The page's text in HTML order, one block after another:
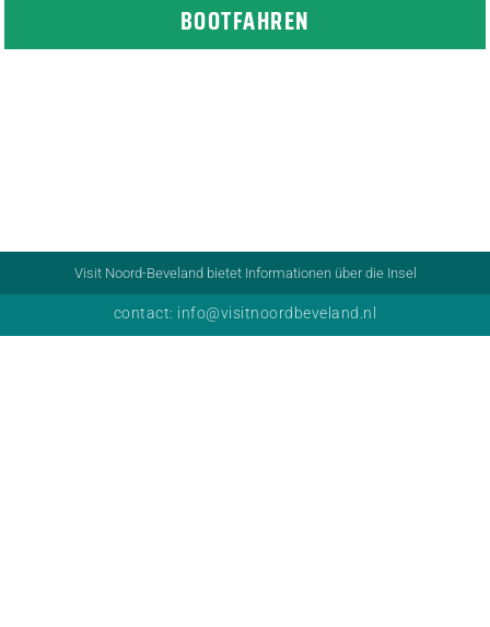
BOOTFAHREN
Visit Noord-Beveland bietet Informationen über die Insel
contact: info@visitnoordbeveland.nl